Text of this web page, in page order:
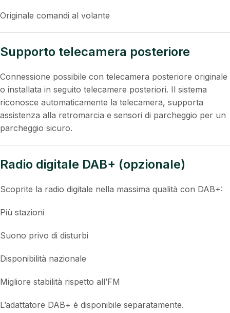
Originale comandi al volante
Supporto telecamera posteriore
Connessione possibile con telecamera posteriore originale
o installata in seguito telecamere posteriori. Il sistema
riconosce automaticamente la telecamera, supporta
assistenza alla retromarcia e sensori di parcheggio per un
parcheggio sicuro.
Radio digitale DAB+ (opzionale)
Scoprite la radio digitale nella massima qualità con DAB+:
Più stazioni
Suono privo di disturbi
Disponibilità nazionale
Migliore stabilità rispetto all’FM
L’adattatore DAB+ è disponibile separatamente.